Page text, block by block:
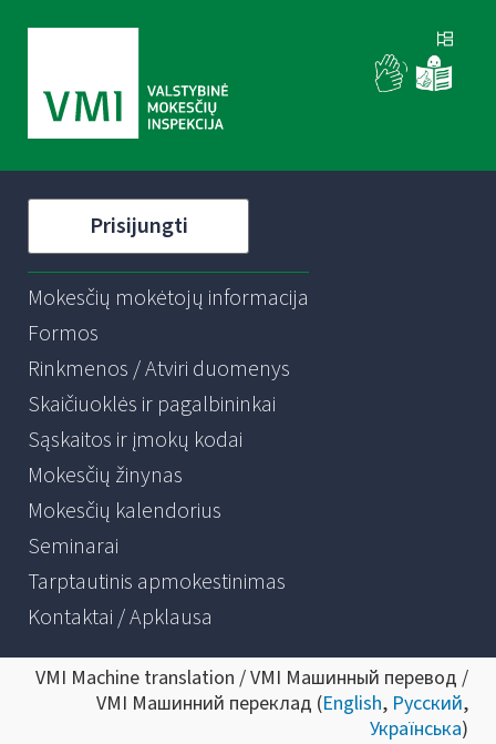
Prisijungti
Mokesčių mokėtojų informacija
Formos
Rinkmenos / Atviri duomenys
Skaičiuoklės ir pagalbininkai
Sąskaitos ir įmokų kodai
Mokesčių žinynas
Mokesčių kalendorius
Seminarai
Tarptautinis apmokestinimas
Kontaktai / Apklausa
VMI Machine translation / VMI Машинный перевод /
VMI Машинний переклад (English, Русский,
Українська)